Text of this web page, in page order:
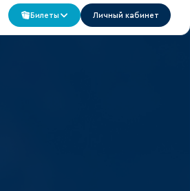
Билеты Личный кабинет